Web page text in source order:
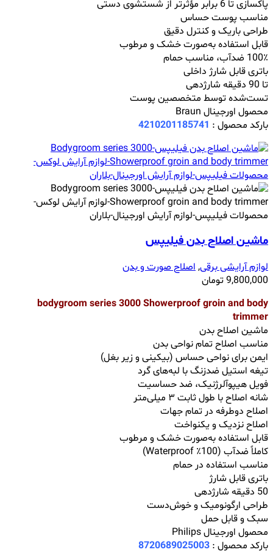
پاکسازی تا 6 برابر مؤثرتر از شستشوی دستی
مناسب پوست حساس
طراحی باریک و کنترل دقیق
قابل استفاده به‌صورت خشک و مرطوب
100٪ ضدآب، مناسب حمام
باتری قابل شارژ داخلی
تا 90 دقیقه شارژدهی
تست‌شده توسط متخصصین پوست
محصول اورجینال Braun
بارکد محصول : 4210201185741
ماشین اصلاح بدن فیلیپس
لوازم آرایشی برقی,اصلاح صورت و بدن
9,800,000تومان
bodygroom series 3000 Showerproof groin and body
trimmer
ماشین اصلاح بدن
مناسب اصلاح تمام نواحی بدن
ایمن برای نواحی حساس (بیکینی و زیر بغل)
تیغه استیل ضدزنگ با لبه‌های گرد
فویل هیپوآلرژنیک، ضد حساسیت
شانه اصلاح با طول ثابت ۳ میلی‌متر
اصلاح دوطرفه در تمام جهات
اصلاح نزدیک و یکنواخت
قابل استفاده به‌صورت خشک و مرطوب
کاملاً ضدآب (100٪ Waterproof)
مناسب استفاده در حمام
باتری قابل شارژ
50 دقیقه شارژدهی
طراحی ارگونومیک و خوش‌دست
سبک و قابل حمل
محصول اورجینال Philips
بارکد محصول : 8720689025003